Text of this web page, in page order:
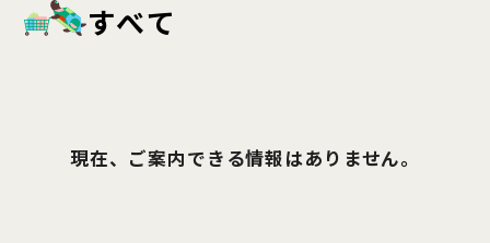
すべて
現在、ご案内できる情報はありません。